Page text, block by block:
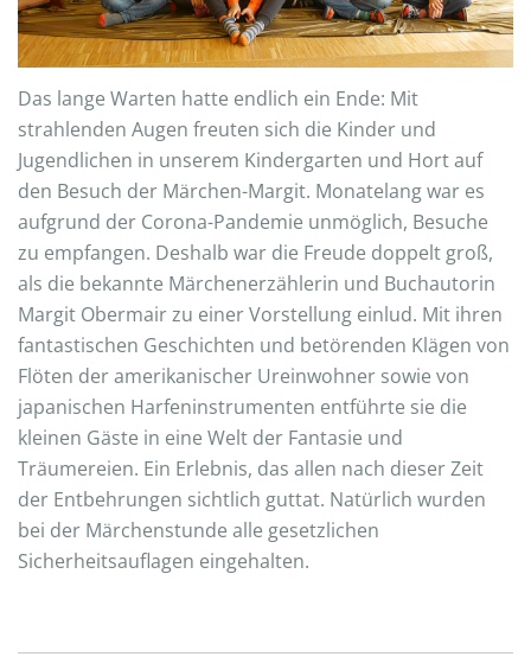
Das lange Warten hatte endlich ein Ende: Mit
strahlenden Augen freuten sich die Kinder und
Jugendlichen in unserem Kindergarten und Hort auf
den Besuch der Märchen-Margit. Monatelang war es
aufgrund der Corona-Pandemie unmöglich, Besuche
zu empfangen. Deshalb war die Freude doppelt groß,
als die bekannte Märchenerzählerin und Buchautorin
Margit Obermair zu einer Vorstellung einlud. Mit ihren
fantastischen Geschichten und betörenden Klägen von
Flöten der amerikanischer Ureinwohner sowie von
japanischen Harfeninstrumenten entführte sie die
kleinen Gäste in eine Welt der Fantasie und
Träumereien. Ein Erlebnis, das allen nach dieser Zeit
der Entbehrungen sichtlich guttat. Natürlich wurden
bei der Märchenstunde alle gesetzlichen
Sicherheitsauflagen eingehalten.